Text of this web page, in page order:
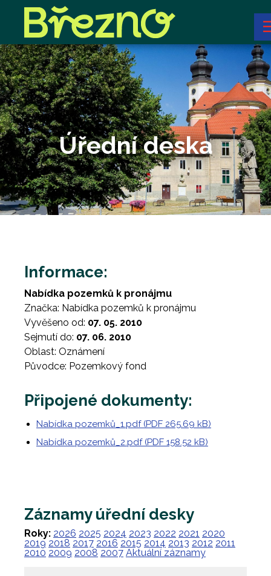
Úřední deska
Informace:
Nabídka pozemků k pronájmu
Značka: Nabídka pozemků k pronájmu
Vyvěšeno od: 07. 05. 2010
Sejmutí do: 07. 06. 2010
Oblast: Oznámení
Původce: Pozemkový fond
Připojené dokumenty:
Nabídka pozemků_1.pdf (PDF 265.69 kB)
Nabídka pozemků_2.pdf (PDF 158.52 kB)
Záznamy úřední desky
Roky: 2026 2025 2024 2023 2022 2021 2020
2019 2018 2017 2016 2015 2014 2013 2012 2011
2010 2009 2008 2007 Aktuální záznamy